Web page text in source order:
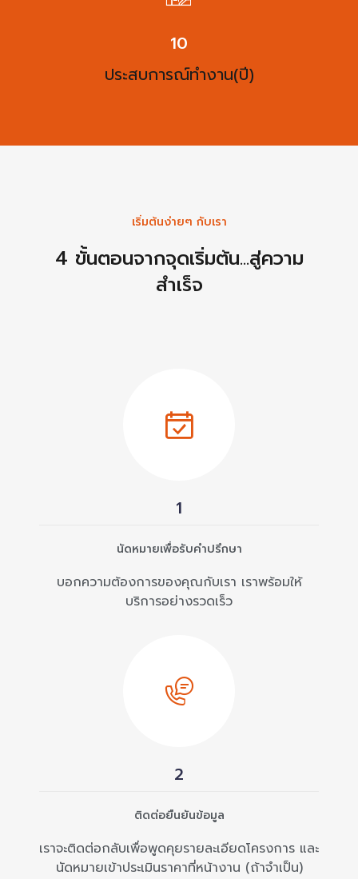
13
ประสบการณ์ทำงาน(ปี)
เริ่มต้นง่ายๆ กับเรา
4 ขั้นตอนจากจุดเริ่มต้น...สู่ความ
สำเร็จ
1
นัดหมายเพื่อรับคำปรึกษา
บอกความต้องการของคุณกับเรา เราพร้อมให้
บริการอย่างรวดเร็ว
2
ติดต่อยืนยันข้อมูล
เราจะติดต่อกลับเพื่อพูดคุยรายละเอียดโครงการ และ
นัดหมายเข้าประเมินราคาที่หน้างาน (ถ้าจำเป็น)